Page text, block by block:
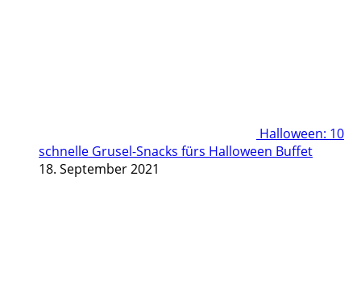
Halloween: 10
schnelle Grusel-Snacks fürs Halloween Buffet
18. September 2021